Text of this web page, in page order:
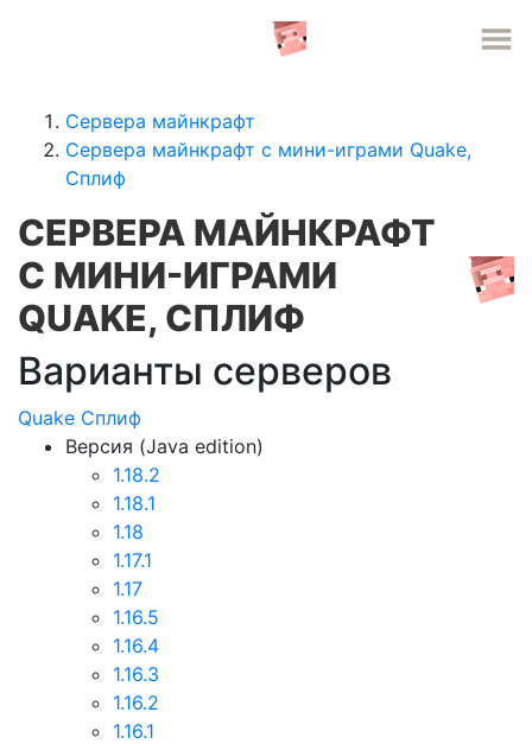
Сервера майнкрафт
Сервера майнкрафт с мини-играми Quake,
Сплиф
СЕРВЕРА МАЙНКРАФТ
С МИНИ-ИГРАМИ
QUAKE, СПЛИФ
Варианты серверов
Quake Сплиф
Версия (Java edition)
1.18.2
1.18.1
1.18
1.17.1
1.17
1.16.5
1.16.4
1.16.3
1.16.2
1.16.1